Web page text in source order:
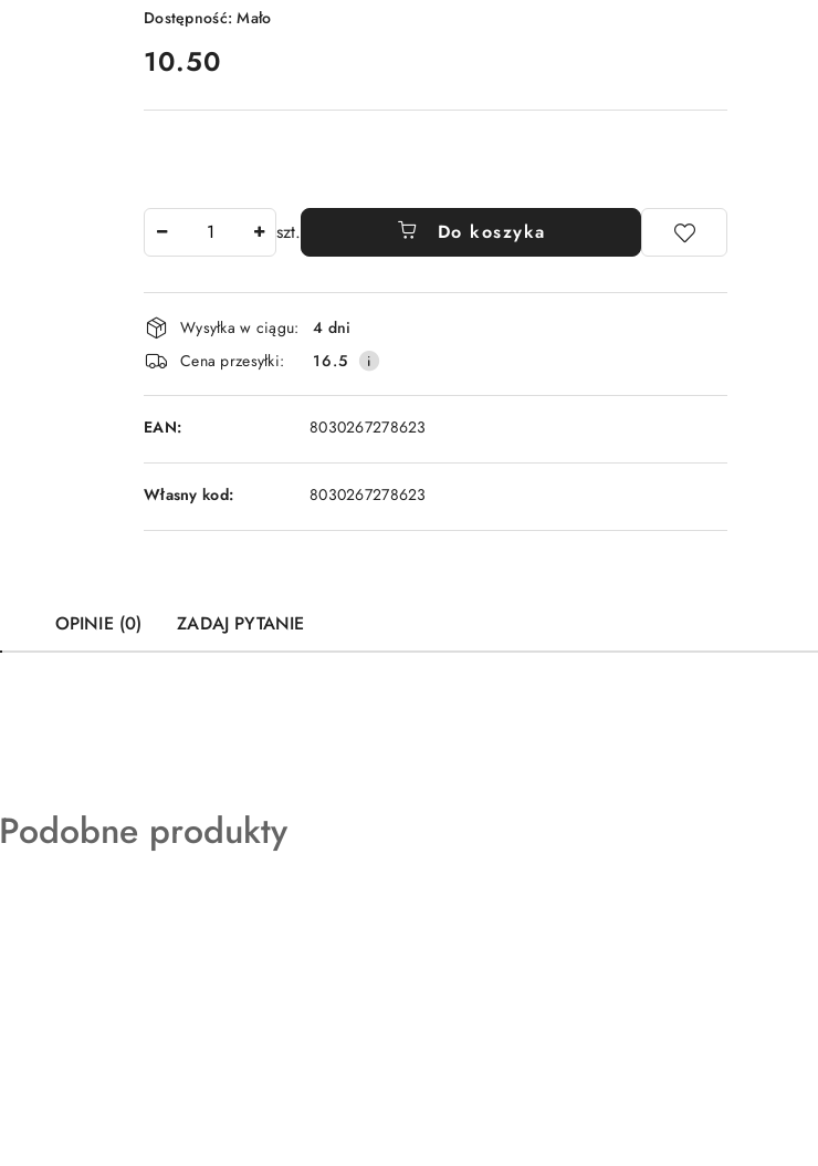
Dostępność:Mało
cena:
10.50
szt. Do koszyka
Dostępność
i
dostawa
Wysyłka w ciągu:
4 dni
Cena przesyłki:
16.5
EAN: 8030267278623
Własny kod: 8030267278623
OPINIE (0) ZADAJ PYTANIE
Produkty
Podobne produkty